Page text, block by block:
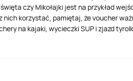
czy Mikołajki jest na przykład
korzystać, pamiętaj, że voucher
na kajaki, wycieczki SUP i zjazd